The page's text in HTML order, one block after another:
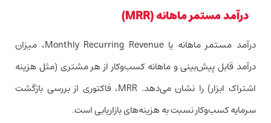
درآمد مستمر ماهانه (MRR)
درآمد مستمر ماهانه یا Monthly Recurring Revenue، میزان
درآمد قابل پیش‌بینی و ماهانه کسب‌وکار از هر مشتری (مثل هزینه
اشتراک ابزار) را نشان می‌دهد. MRR، فاکتوری از بررسی بازگشت
سرمایه کسب‌وکار نسبت به هزینه‌های بازاریابی است.